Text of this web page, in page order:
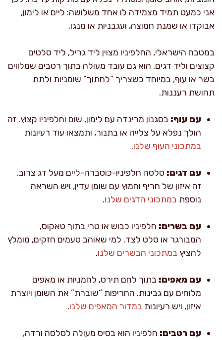
אני כמעט תמיד מצמידה לו אחד משלושה: ליים או לימון,
אבוקדו או שמנת חמוצה, ועגבניות או מנגו.
במטבח הישראלי, החלפיניו מצוין ליד גריל, ליד סלטים
קצוצים וליד דגים. הוא גם עובד מעולה בתוך רטבים שמלווים
בשר או עוף, במיוחד כשצריך “לחתוך” שומניות ולתת
תחושת רעננות.
עם עוף: בסגנון מרינדה עם לימון, שום וחלפיניו קצוץ. זה
הולך נפלא על צלייה או בתנור, ותמצאו עוד רעיונות
במתכוני העוף שלנו.
עם דגים: סלסה חלפיניו-כוסברה-ליים מעל דג צרוב.
זה איזון של חריף וחמוץ עם שומן עדין, ויש השראה
נוספת במתכוני הדגים שלנו.
עם בשרים: חלפיניו כבוש או טרי בתוך טאקוס,
המבורגר או סלט לצד. למי שאוהב טעמים חזקים, מומלץ
להציץ במתכוני הבשרים שלנו.
עם מאפים: בתוך לחם תירס, לחמניות או מאפים
מלוחים עם גבינות. החריפות “שוברת” את השומן ויוצרת
איזון, ויש רעיונות במדור המאפים שלנו.
עם רטבים: חלפיניו הוא בסיס מעולה לסלסה ורדה,